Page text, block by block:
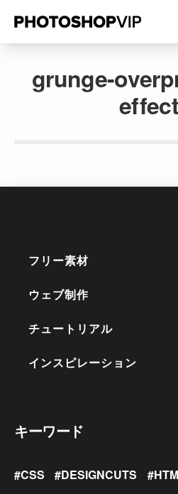
grunge-
フリー素材
ウェブ制作
チュートリアル
インスピレーション
キーワード
CSS DESIGNCUTS